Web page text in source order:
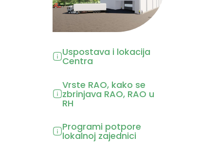
Uspostava i lokacija
Centra
Vrste RAO, kako se
zbrinjava RAO, RAO u
RH
Programi potpore
lokalnoj zajednici